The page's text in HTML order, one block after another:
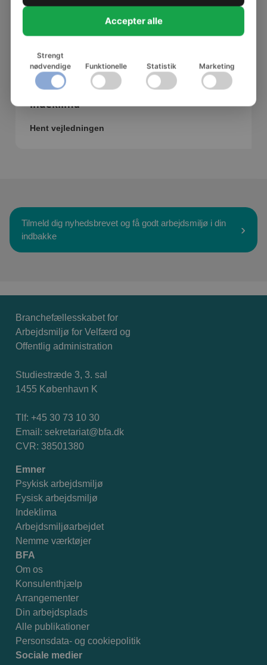
Branchevejledning: God rengøring - godt
indeklima
Hent vejledningen
Tilmeld dig nyhedsbrevet og få godt arbejdsmiljø i din
indbakke
Branchefællesskabet for
Arbejdsmiljø for Velfærd og
Offentlig administration
Studiestræde 3, 3. sal
1455 København K
Tlf: +45 30 73 10 30
Email: sekretariat@bfa.dk
CVR: 38501380
Emner
Psykisk arbejdsmiljø
Fysisk arbejdsmiljø
Indeklima
Arbejdsmiljøarbejdet
Nemme værktøjer
BFA
Om os
Konsulenthjælp
Arrangementer
Din arbejdsplads
Alle publikationer
Personsdata- og cookiepolitik
Sociale medier
Accepter alle
Strengt
nødvendige
Funktionelle Statistik Marketing